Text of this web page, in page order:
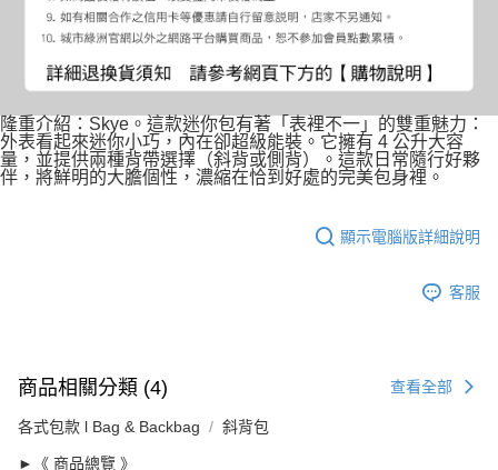
隆重介紹：Skye。這款迷你包有著「表裡不一」的雙重魅力：
外表看起來迷你小巧，內在卻超級能裝。它擁有 4 公升大容
量，並提供兩種背帶選擇（斜背或側背）。這款日常隨行好夥
伴，將鮮明的大膽個性，濃縮在恰到好處的完美包身裡。
顯示電腦版詳細說明
客服
商品相關分類 (4) 查看全部
各式包款 l Bag & Backbag 斜背包
►《 商品總覽 》